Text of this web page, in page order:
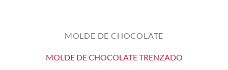
MOLDE DE CHOCOLATE
MOLDE DE CHOCOLATE TRENZADO